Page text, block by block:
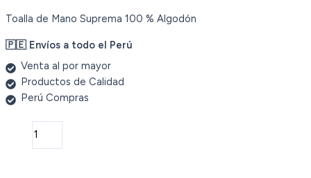
Toalla de Mano Suprema 100 % Algodón
🇵🇪 Envíos a todo el Perú
Venta al por mayor
Productos de Calidad
Perú Compras